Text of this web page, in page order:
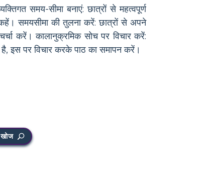
समय-सीमा बनाएं: छात्रों से महत्वपूर्ण
समयसीमा की तुलना करें: छात्रों से अपने
करें। कालानुक्रमिक सोच पर विचार करें:
इस पर विचार करके पाठ का समापन करें।
खोज